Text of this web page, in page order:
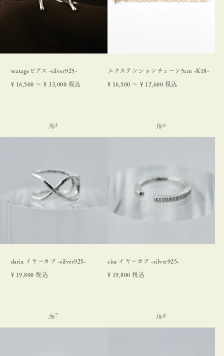
watageピアス -silver925-
¥ 16,500 〜 ¥ 33,000 税込
エクステンションチェーン5cm -K18-
¥ 16,500 〜 ¥ 17,600 税込
daria イヤーカフ -silver925-
¥ 19,800 税込
cisa イヤーカフ -silver925-
¥ 19,800 税込